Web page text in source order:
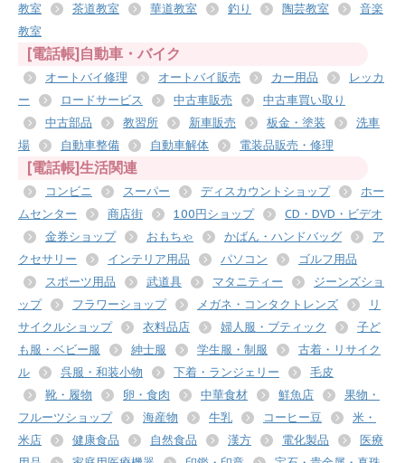
教室
茶道教室 華道教室 釣り 陶芸教室
音楽
教室
[電話帳]自動車・バイク
オートバイ修理 オートバイ販売 カー用品
レッカ
ー
ロードサービス 中古車販売
中古車買い取り
中古部品
教習所 新車販売 板金・塗装
洗車
場
自動車整備 自動車解体 電装品販売・修理
[電話帳]生活関連
コンビニ スーパー ディスカウントショップ
ホー
ムセンター
商店街 100円ショップ
CD・DVD・ビデオ
金券ショップ
おもちゃ かばん・ハンドバッグ
ア
クセサリー
インテリア用品 パソコン
ゴルフ用品
スポーツ用品
武道具 マタニティー
ジーンズショ
ップ
フラワーショップ メガネ・コンタクトレンズ
リ
サイクルショップ
衣料品店 婦人服・ブティック
子ど
も服・ベビー服
紳士服 学生服・制服
古着・リサイク
ル
呉服・和装小物 下着・ランジェリー
毛皮
靴・履物
卵・食肉 中華食材 鮮魚店
果物・
フルーツショップ
海産物 牛乳 コーヒー豆
米・
米店
健康食品 自然食品 漢方 電化製品
医療